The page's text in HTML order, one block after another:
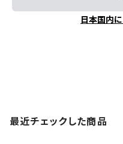
日本国内
最近チェックした商品